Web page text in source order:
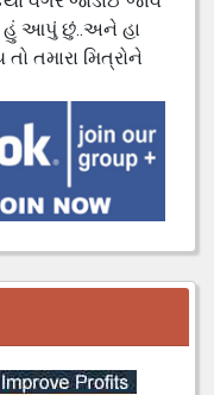
હું આપું છું..અને હા
તમારા મિત્રોને